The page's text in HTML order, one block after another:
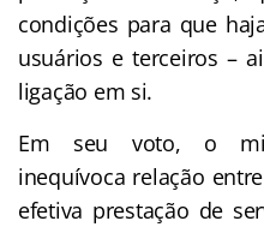
condições para que
usuários e terceiros –
ligação em si.
Em seu voto, o
inequívoca relação
efetiva prestação de